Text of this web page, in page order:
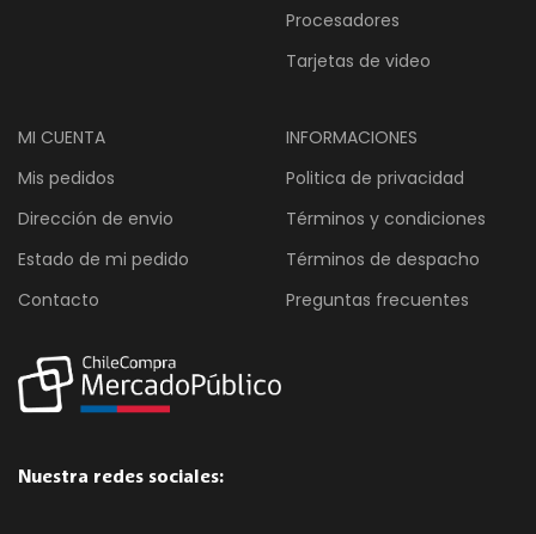
Procesadores
Tarjetas de video
MI CUENTA
Mis pedidos
Dirección de envio
Estado de mi pedido
Contacto
INFORMACIONES
Politica de privacidad
Términos y condiciones
Términos de despacho
Preguntas frecuentes
Nuestra redes sociales: